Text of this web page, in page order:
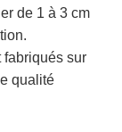
de 1 à 3 cm
fabriqués sur
qualité